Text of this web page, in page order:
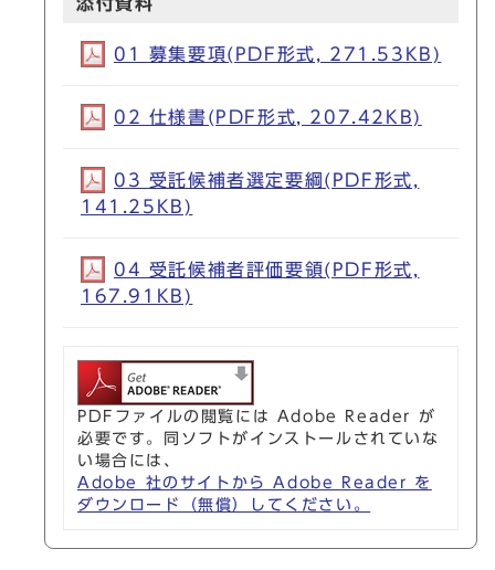
01 募集要項(PDF形式, 271.53KB)
02 仕様書(PDF形式, 207.42KB)
03 受託候補者選定要綱(PDF形式,
141.25KB)
04 受託候補者評価要領(PDF形式,
167.91KB)
PDFファイルの閲覧には Adobe Reader が
必要です。同ソフトがインストールされていな
い場合には、
Adobe 社のサイトから Adobe Reader を
ダウンロード（無償）してください。